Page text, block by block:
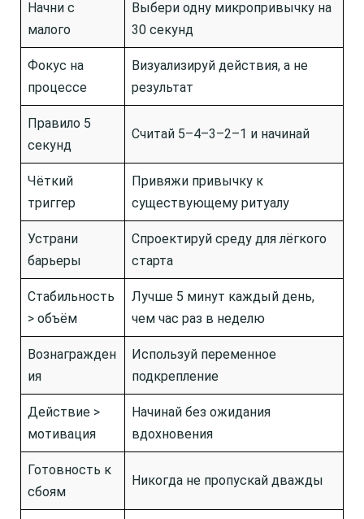
Начни с
малого
Выбери одну микропривычку на
30 секунд
Фокус на
процессе
Визуализируй действия, а не
результат
Правило 5
секунд
Считай 5–4–3–2–1 и начинай
Чёткий
триггер
Привяжи привычку к
существующему ритуалу
Устрани
барьеры
Спроектируй среду для лёгкого
старта
Стабильность
> объём
Лучше 5 минут каждый день,
чем час раз в неделю
Вознагражден
ия
Используй переменное
подкрепление
Действие >
мотивация
Начинай без ожидания
вдохновения
Готовность к
сбоям
Никогда не пропускай дважды